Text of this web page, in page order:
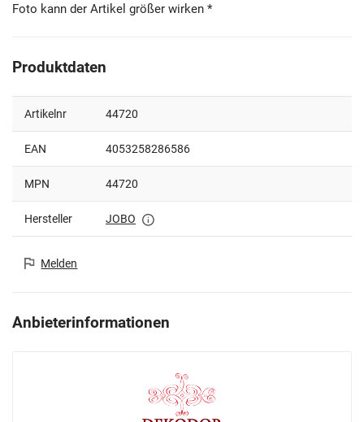
Foto kann der Artikel größer wirken *
Produktdaten
Artikelnr 44720
EAN 4053258286586
MPN 44720
Hersteller JOBO
Melden
Anbieterinformationen